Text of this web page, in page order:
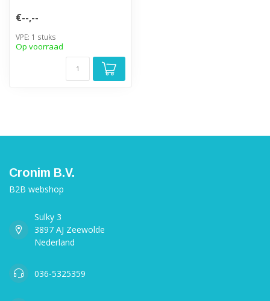
€--,--
VPE: 1 stuks
Op voorraad
Cronim B.V.
B2B webshop
Sulky 3
3897 AJ Zeewolde
Nederland
036-5325359